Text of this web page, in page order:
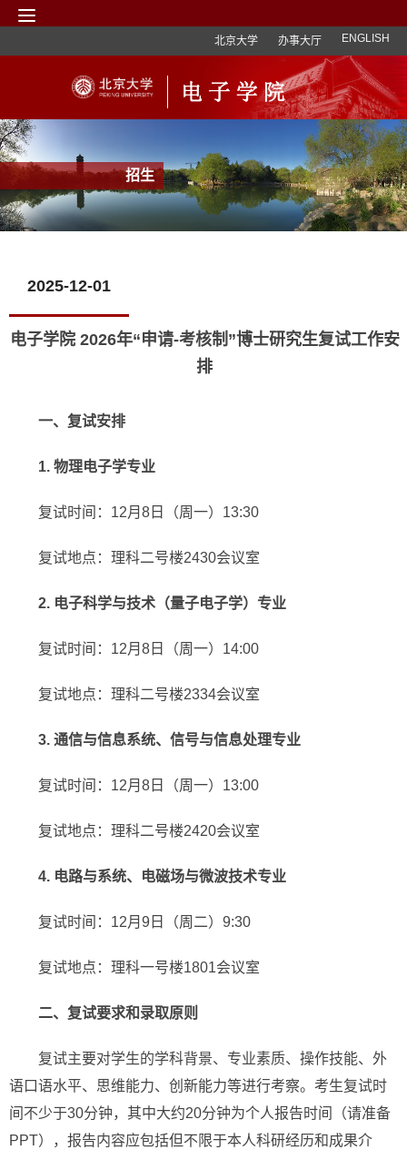
北京大学 办事大厅 ENGLISH
招生
2025-12-01
电子学院 2026年“申请-考核制”博士研究生复试工作安
排
一、复试安排
1. 物理电子学专业
复试时间：12月8日（周一）13:30
复试地点：理科二号楼2430会议室
2. 电子科学与技术（量子电子学）专业
复试时间：12月8日（周一）14:00
复试地点：理科二号楼2334会议室
3. 通信与信息系统、信号与信息处理专业
复试时间：12月8日（周一）13:00
复试地点：理科二号楼2420会议室
4. 电路与系统、电磁场与微波技术专业
复试时间：12月9日（周二）9:30
复试地点：理科一号楼1801会议室
二、复试要求和录取原则
复试主要对学生的学科背景、专业素质、操作技能、外
语口语水平、思维能力、创新能力等进行考察。考生复试时
间不少于30分钟，其中大约20分钟为个人报告时间（请准备
PPT），报告内容应包括但不限于本人科研经历和成果介